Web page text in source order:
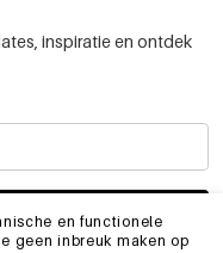
en functionele
geen inbreuk maken op
inspiratie en ontdek